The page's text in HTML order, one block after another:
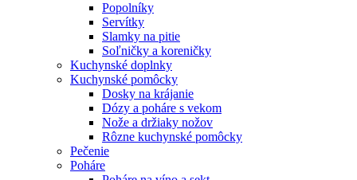
Popolníky
Servítky
Slamky na pitie
Soľničky a koreničky
Kuchynské doplnky
Kuchynské pomôcky
Dosky na krájanie
Dózy a poháre s vekom
Nože a držiaky nožov
Rôzne kuchynské pomôcky
Pečenie
Poháre